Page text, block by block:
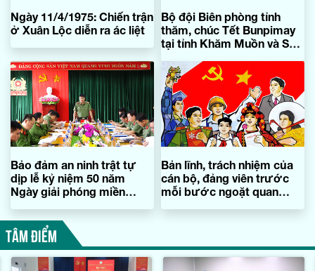
Ngày 11/4/1975: Chiến trận
ở Xuân Lộc diễn ra ác liệt
Bộ đội Biên phòng tỉnh
thăm, chúc Tết Bunpimay
tại tỉnh Khăm Muồn và Sạ-
Bảo đảm an ninh trật tự
dịp lễ kỷ niệm 50 năm
Ngày giải phóng miền
Bản lĩnh, trách nhiệm của
cán bộ, đảng viên trước
mỗi bước ngoặt quan
TÂM ĐIỂM